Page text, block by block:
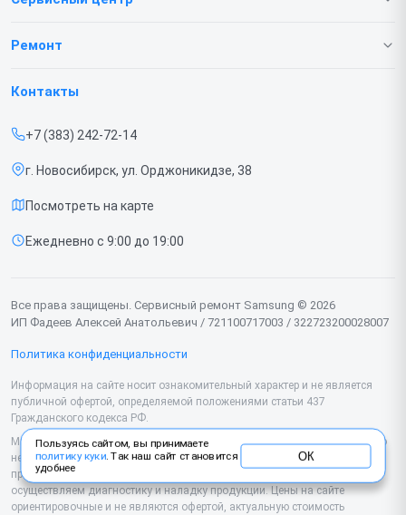
О нашем сервисе
Срочный ремонт
Доставка и способы оплаты
Диагностика
Контакты
Ремонт
Телефонов
Принтеров
Кондиционеров
Микроволновых печей
Наушников
Варочных панелей
Контакты
+7 (383) 242-72-14
г. Новосибирск, ул. Орджоникидзе, 38
Посмотреть на карте
Ежедневно с 9:00 до 19:00
Все права защищены. Сервисный ремонт Samsung © 2026
ИП Фадеев Алексей Анатольевич / 721100717003 / 322723200028007
Политика конфиденциальности
Информация на сайте носит ознакомительный характер и не является
публичной офертой, определяемой положениями статьи 437
Гражданского кодекса РФ.
Мы специализируемся на обслуживании и ремонте техники Samsung, но
не являемся их официальным представителем. Предоставляем
профессиональные услуги после истечения гарантии, а также
осуществляем диагностику и наладку продукции. Цены на сайте
ориентировочные и не являются офертой, актуальную стоимость
Пользуясь сайтом, вы принимаете
политику куки. Так наш сайт становится
удобнее
ОК